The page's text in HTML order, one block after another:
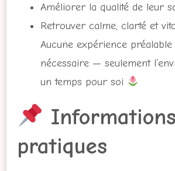
Améliorer la qualité de leur
Retrouver calme, clarté et
Aucune expérience préalable
nécessaire — seulement
un temps pour soi
Informations
pratiques